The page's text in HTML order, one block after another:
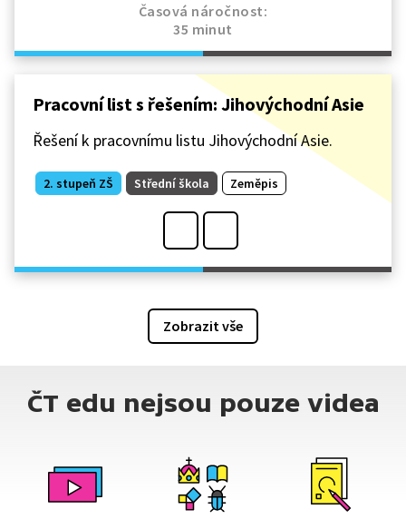
Časová náročnost:
35 minut
Pracovní list s řešením: Jihovýchodní Asie
Řešení k pracovnímu listu Jihovýchodní Asie.
2. stupeň ZŠ Střední škola Zeměpis
Zobrazit vše
ČT edu nejsou pouze videa